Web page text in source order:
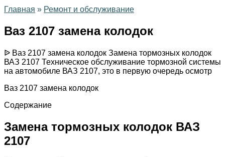
Главная » Ремонт и обслуживание
Ваз 2107 замена колодок
ᐉ Ваз 2107 замена колодок Замена тормозных колодок
ВАЗ 2107 Техническое обслуживание тормозной системы
на автомобиле ВАЗ 2107, это в первую очередь осмотр
Ваз 2107 замена колодок
Содержание
Замена тормозных колодок ВАЗ
2107